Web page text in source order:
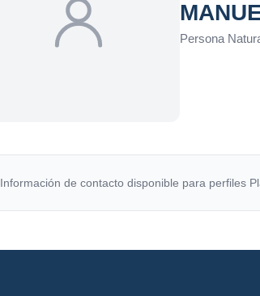
Persona
Información de contacto disponible para perfiles